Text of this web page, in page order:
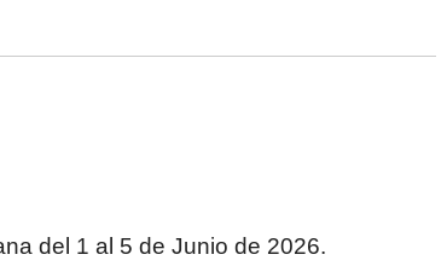
del 1 al 5 de Junio de 2026.